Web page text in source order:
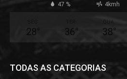
47 % 4kmh
28° 36°
QUA
38°
TODAS AS CATEGORIAS